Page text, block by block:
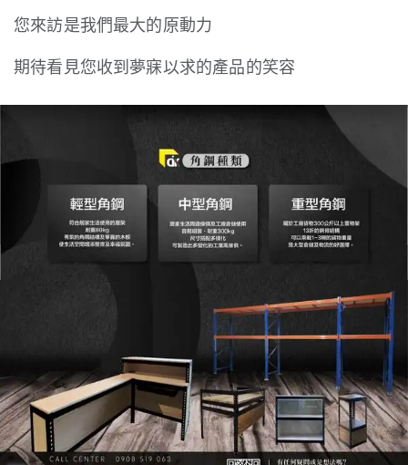
您來訪是我們最大的原動力
期待看見您收到夢寐以求的產品的笑容